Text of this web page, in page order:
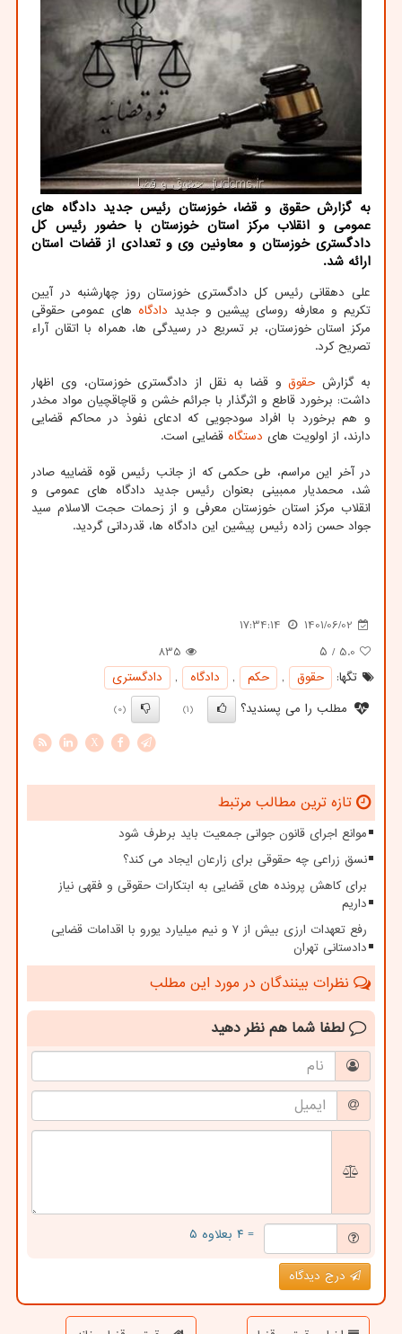
به گزارش حقوق و قضا، خوزستان رئیس جدید دادگاه های
عمومی و انقلاب مرکز استان خوزستان با حضور رئیس کل
دادگستری خوزستان و معاونین وی و تعدادی از قضات استان
ارائه شد.
علی دهقانی رئیس کل دادگستری خوزستان روز چهارشنبه در آیین
تکریم و معارفه روسای پیشین و جدید دادگاه های عمومی حقوقی
مرکز استان خوزستان، بر تسریع در رسیدگی ها، همراه با اتقان آراء
تصریح کرد.
به گزارش حقوقو قضا به نقل از دادگستری خوزستان، وی اظهار
داشت: برخورد قاطع و اثرگذار با جرائم خشن و قاچاقچیان مواد مخدر
و هم برخورد با افراد سودجویی که ادعای نفوذ در محاکم قضایی
دارند، از اولویت های دستگاه قضایی است.
در آخر این مراسم، طی حکمی که از جانب رئیس قوه قضاییه صادر
شد، محمدیار ممبینی بعنوان رئیس جدید دادگاه های عمومی و
انقلاب مرکز استان خوزستان معرفی و از زحمات حجت الاسلام سید
جواد حسن زاده رئیس پیشین این دادگاه ها، قدردانی گردید.
1401/06/02
17:34:14
5.0 / ۵
835
تگها:
حقوق , حكم , دادگاه ,
دادگستری
مطلب را می پسندید؟
(1)
(0)
X
تازه ترین مطالب مرتبط
موانع اجرای قانون جوانی جمعیت باید برطرف شود
نسق زراعی چه حقوقی برای زارعان ایجاد می کند؟
برای کاهش پرونده های قضایی به ابتکارات حقوقی و فقهی نیاز
داریم
رفع تعهدات ارزی بیش از ۷ و نیم میلیارد یورو با اقدامات قضایی
دادستانی تهران
نظرات بینندگان در مورد این مطلب
لطفا شما هم نظر دهید
= ۴ بعلاوه ۵
درج دیدگاه